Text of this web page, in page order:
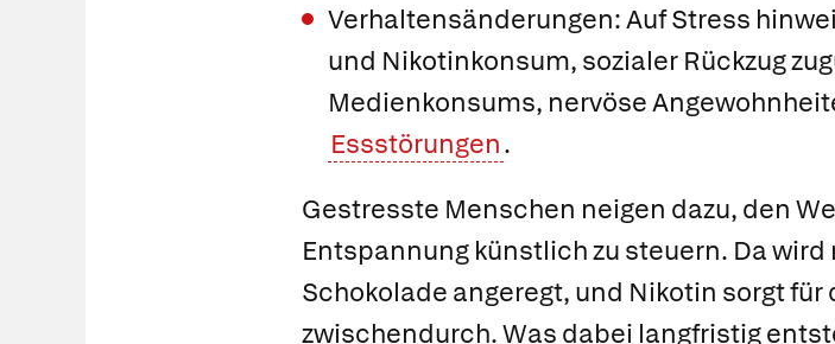
Verhaltensänderungen: Auf Stress
und Nikotinkonsum, sozialer Rückzug
Medienkonsums, nervöse
Essstörungen.
Gestresste Menschen neigen dazu, den
Entspannung künstlich zu steuern. Da
Schokolade angeregt, und Nikotin sorgt
zwischendurch. Was dabei langfristig